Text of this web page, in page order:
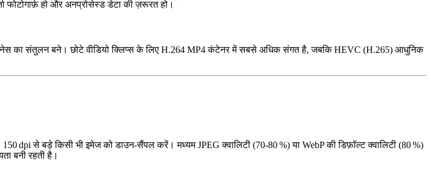
फोटोगार्फ़ हो और अनप्रोसेस्ड डेटा की ज़रूरत हो।
का संतुलन बने। छोटे वीडियो क्लिप्स के लिए H.264 MP4 कंटेनर में सबसे अधिक संगत है, जबकिHEVC (H.265) आधुनिक
से बड़े किसी भी इमेज को डाउन‑सैंपल करें। मध्यम JPEG क्वालिटी (70‑80 %) या WebP की डिफ़ॉल्ट क्वालिटी (80 %)
बनी रहती है।